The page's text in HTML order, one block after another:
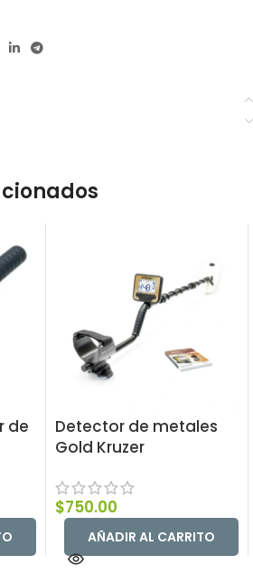
de
Detector de metales
Gold Kruzer
$750.00
AÑADIR AL CARRITO